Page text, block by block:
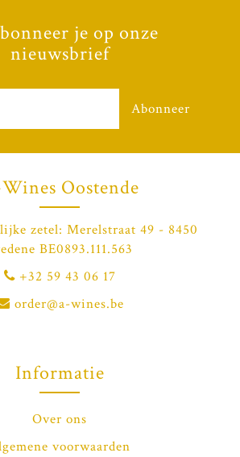
je op onze
nieuwsbrief
Abonneer
Oostende
zetel: Merelstraat 49 - 8450
BE0893.111.563
+32 59 43 06 17
order@a-wines.be
Informatie
Over ons
voorwaarden